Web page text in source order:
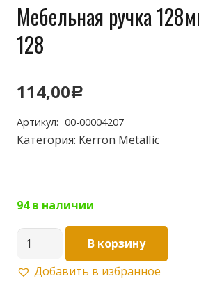
Мебельная ручка
128
114,00Р
Артикул: 00-00004207
Категория: Kerron MetalIic
94 в наличии
Количество
Мебельная
В корзину
Добавить в избранное